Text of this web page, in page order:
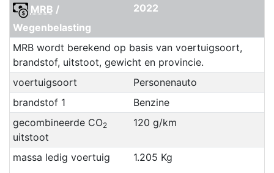
MRB /
Wegenbelasting
2022
MRB wordt berekend op basis van voertuigsoort,
brandstof, uitstoot, gewicht en provincie.
voertuigsoort
Personenauto
brandstof 1
Benzine
gecombineerde CO2
uitstoot
120 g/km
massa ledig voertuig 1.205 Kg